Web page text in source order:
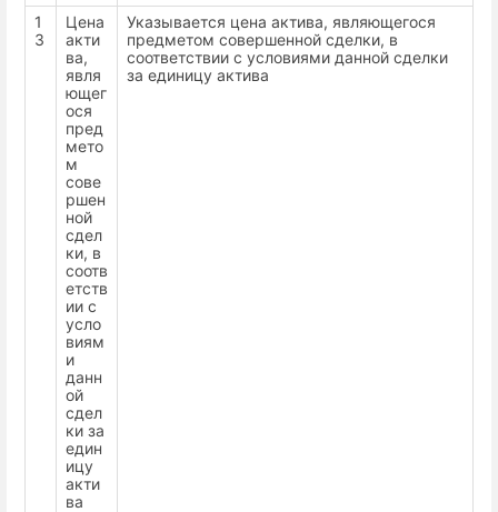
1
3
Цена
акти
ва,
явля
ющег
ося
пред
мето
м
сове
ршен
ной
сдел
ки, в
соотв
етств
ии с
усло
виям
и
данн
ой
сдел
ки за
един
ицу
акти
ва
Указывается цена актива, являющегося
предметом совершенной сделки, в
соответствии с условиями данной сделки
за единицу актива